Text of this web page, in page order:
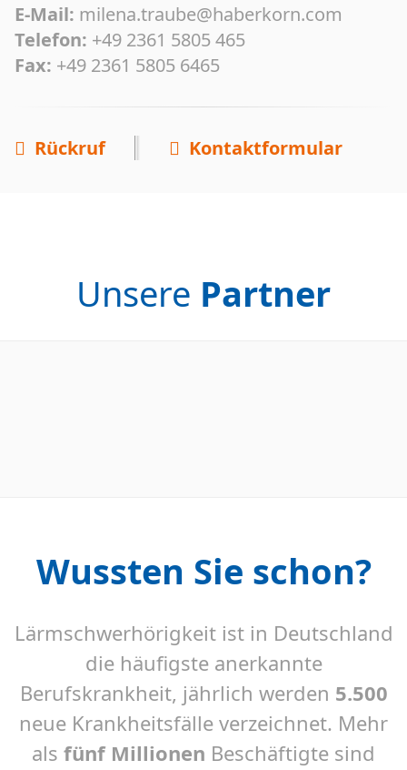
E-Mail: milena.traube@haberkorn.com
Telefon: +49 2361 5805 465
Fax: +49 2361 5805 6465
Rückruf Kontaktformular
Unsere Partner
Wussten Sie schon?
Lärmschwerhörigkeit ist in Deutschland
die häufigste anerkannte
Berufskrankheit, jährlich werden 5.500
neue Krankheitsfälle verzeichnet. Mehr
als fünf Millionen Beschäftigte sind